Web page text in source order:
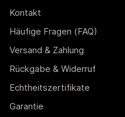
Kontakt
Häufige Fragen (FAQ)
Versand & Zahlung
Rückgabe & Widerruf
Echtheitszertifikate
Garantie